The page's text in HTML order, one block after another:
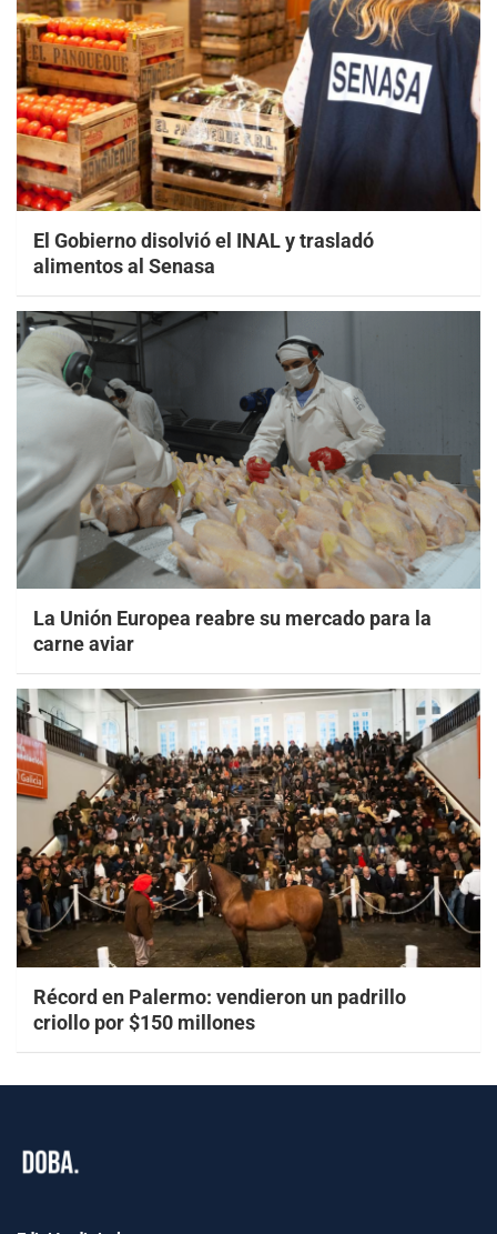
El Gobierno disolvió el INAL y trasladó
alimentos al Senasa
La Unión Europea reabre su mercado para la
carne aviar
Récord en Palermo: vendieron un padrillo
criollo por $150 millones